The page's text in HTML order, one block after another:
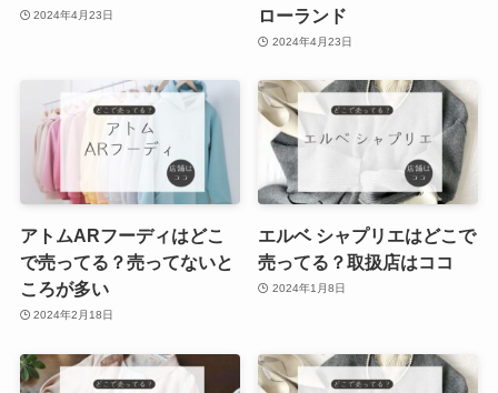
2024年4月23日
ローランド
2024年4月23日
アトムARフーディはどこ
で売ってる？売ってないと
ころが多い
2024年2月18日
エルベ シャプリエはどこで
売ってる？取扱店はココ
2024年1月8日